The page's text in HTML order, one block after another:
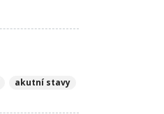
akutní stavy